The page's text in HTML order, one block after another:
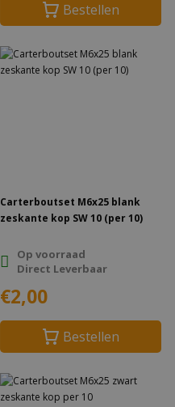
Bestellen
Carterboutset M6x25 blank
zeskante kop SW 10 (per 10)
Op voorraad
Direct Leverbaar
€2,00
Bestellen